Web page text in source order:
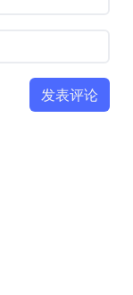
发表评论